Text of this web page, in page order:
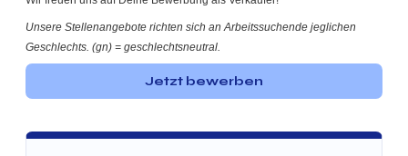
Unsere Stellenangebote richten sich an Arbeitssuchende jeglichen
Geschlechts. (gn) = geschlechtsneutral.
Jetzt bewerben